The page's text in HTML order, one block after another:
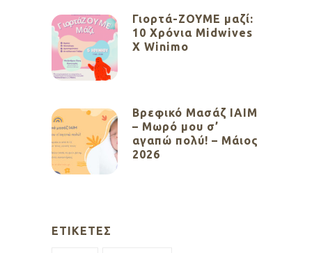
Γιορτά-ΖΟΥΜΕ μαζί:
10 Χρόνια Midwives
X Winimo
Βρεφικό Μασάζ ΙΑΙΜ
– Μωρό μου σ’
αγαπώ πολύ! – Μάιος
2026
ΕΤΙΚΈΤΕΣ